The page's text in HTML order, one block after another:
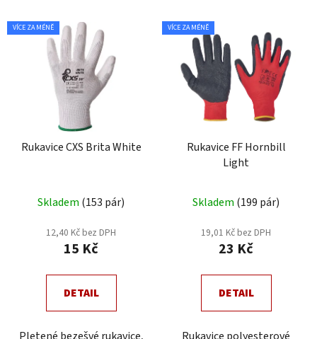
p
V
ý
VÍCE ZA MÉNĚ
Rukavice CXS Brita White
Skladem (153 pár)
12,40 Kč bez DPH
15 Kč
DETAIL
VÍCE ZA MÉNĚ
Rukavice FF Hornbill
Light
Skladem (199 pár)
19,01 Kč bez DPH
23 Kč
DETAIL